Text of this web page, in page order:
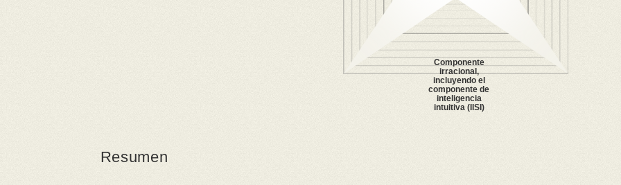
Componente
irracional,
incluyendo el
componente de
inteligencia
intuitiva (IISI)
Resumen